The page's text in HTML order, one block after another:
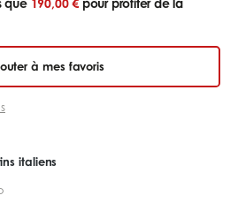
à mes favoris
italiens